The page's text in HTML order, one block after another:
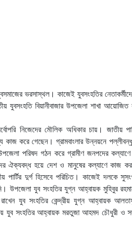
ভরসাস্থল। কাজেই যুবসংহতির
যুবসংহতি বিয়ানীবাজার উপজেলা শাখা আয়োজিত
নিজেদের মৌলিক অধিকার চায়। জাতীয়
করে গেছেন। গ্রামবাংলার উন্নয়নে
পরিষদ গঠন করে গ্রামীণ জনপদের
ঐক্যবদ্ধ হয়ে দেশ ও মানুষের কল্যাণে কাজ
দুর্গ হিসেবে পরিচিত। কাজেই দলকে
উপজেলা যুব সংহতির যুগ্ন আহ্বায়ক মুহিবুর
যুব সংহতির কেন্দ্রীয় যুগ্ন আহ্বায়ক
যুব সংহতির আহ্বায়ক মরতুজা আহমদ চৌধুরী ও